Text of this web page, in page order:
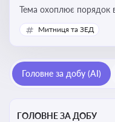
Тема охоплює порядок
працевлаштування
втрату громадянства
Митниця та ЗЕД
Головне за добу (AI)
ГОЛОВНЕ ЗА ДОБУ